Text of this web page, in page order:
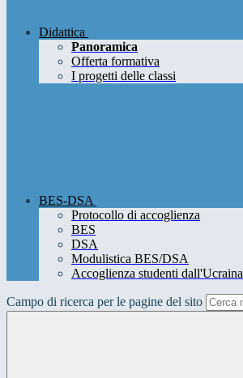
Didattica
Panoramica
Offerta formativa
I progetti delle classi
BES-DSA
Protocollo di accoglienza
BES
DSA
Modulistica BES/DSA
Accoglienza studenti dall'Ucraina
Campo di ricerca per le pagine del sito